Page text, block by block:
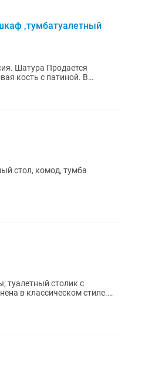
,тумбатуалетный
Продается
кость с патиной. В
стол, комод, тумба